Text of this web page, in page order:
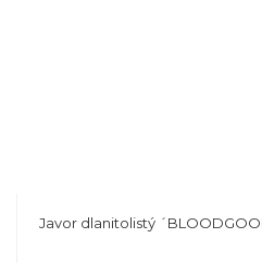
Javor dlanitolistý